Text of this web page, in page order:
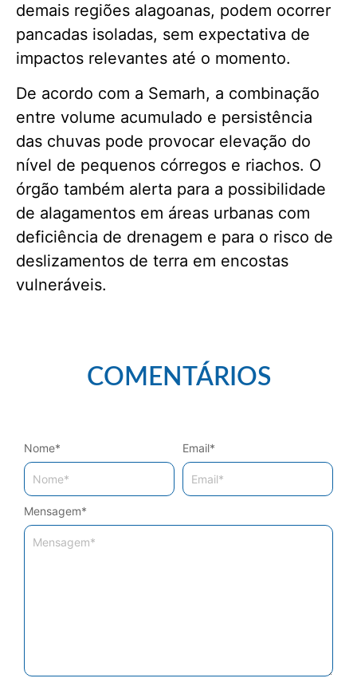
demais regiões alagoanas, podem ocorrer
pancadas isoladas, sem expectativa de
impactos relevantes até o momento.
De acordo com a Semarh, a combinação
entre volume acumulado e persistência
das chuvas pode provocar elevação do
nível de pequenos córregos e riachos. O
órgão também alerta para a possibilidade
de alagamentos em áreas urbanas com
deficiência de drenagem e para o risco de
deslizamentos de terra em encostas
vulneráveis.
COMENTÁRIOS
Mensagem*
Nome* Email*